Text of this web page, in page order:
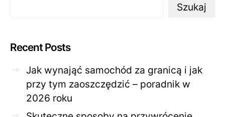
Szukaj
Recent Posts
Jak wynająć samochód za granicą i jak
przy tym zaoszczędzić – poradnik w
2026 roku